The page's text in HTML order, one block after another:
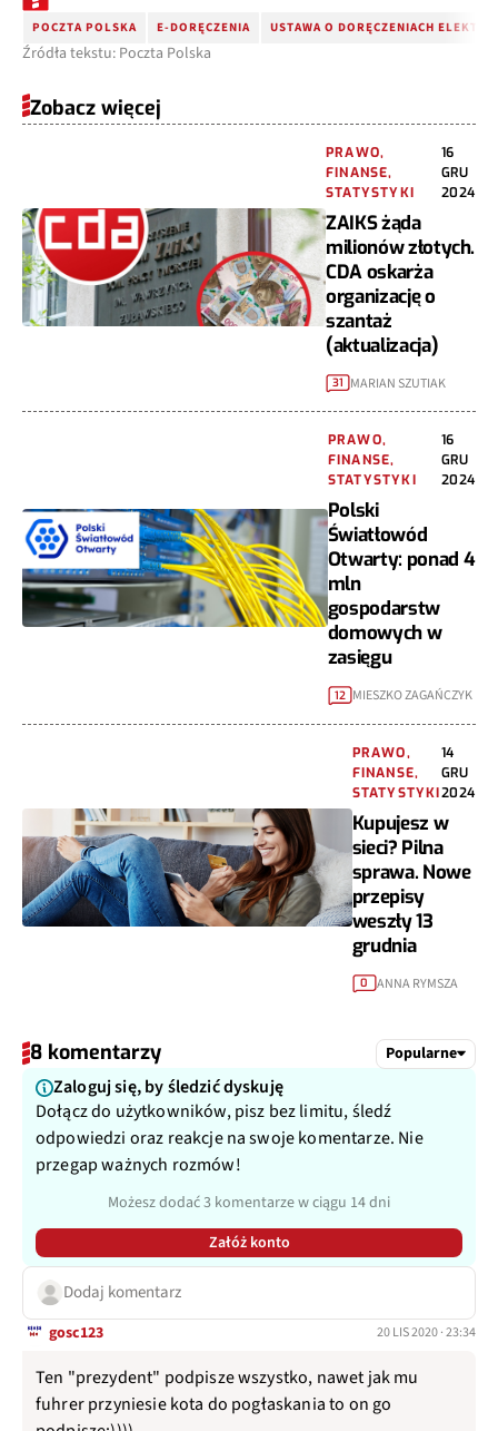
POCZTA POLSKA E-DORĘCZENIA USTAWA O DORĘCZENIACH
Źródła tekstu: Poczta Polska
Zobacz więcej
PRAWO,
FINANSE,
STATYSTYKI
16
GRU
2024
ZAIKS żąda
milionów złotych.
CDA oskarża
organizację o
szantaż
(aktualizacja)
31 MARIAN SZUTIAK
PRAWO,
FINANSE,
STATYSTYKI
16
GRU
2024
Polski
Światłowód
Otwarty: ponad 4
mln
gospodarstw
domowych w
zasięgu
12 MIESZKO ZAGAŃCZYK
PRAWO,
FINANSE,
STATYSTYKI
14
GRU
2024
Kupujesz w
sieci? Pilna
sprawa. Nowe
przepisy
weszły 13
grudnia
0 ANNA RYMSZA
8 komentarzy Popularne
Zaloguj się, by śledzić dyskuję
Dołącz do użytkowników, pisz bez limitu, śledź
odpowiedzi oraz reakcje na swoje komentarze. Nie
przegap ważnych rozmów!
Możesz dodać 3 komentarze w ciągu 14 dni
Załóż konto
Dodaj komentarz
gosc123 20 LIS 2020 · 23:34
Ten "prezydent" podpisze wszystko, nawet jak mu
fuhrer przyniesie kota do pogłaskania to on go